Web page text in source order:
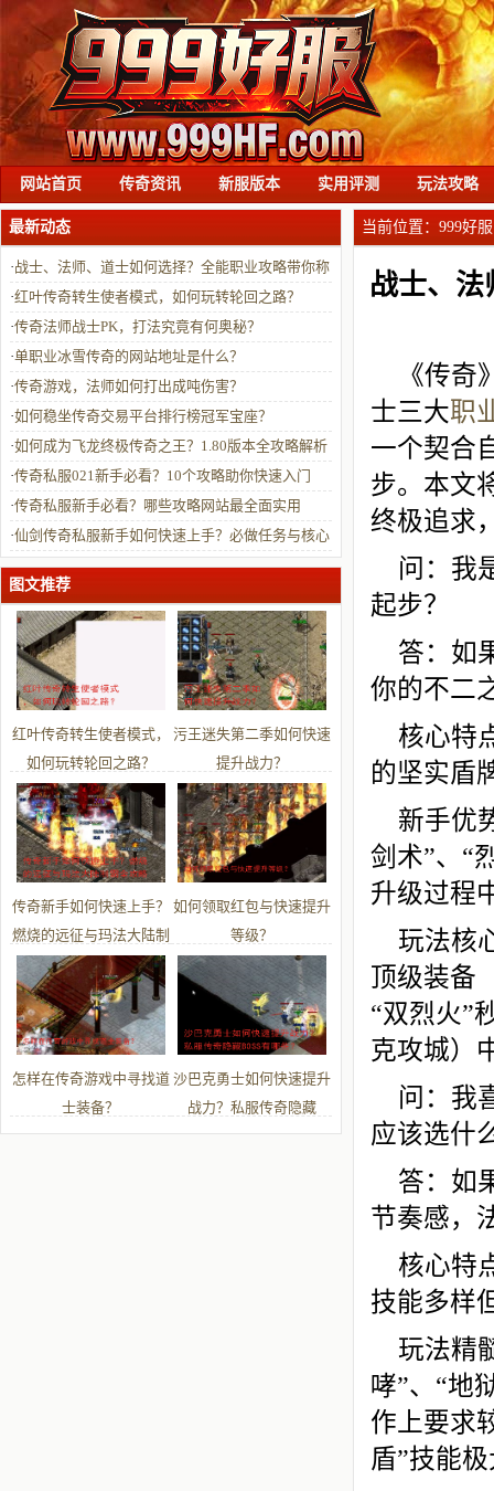
网站首页 传奇资讯 新服版本 实用评测 玩法攻略
当前位置： 999好服
战士、
《传
士三大职
一个契合
步。本文
终极追求
问：我
起步？
答：如
你的不二
核心特
的坚实盾
新手优
剑术”、“
升级过程
玩法核
顶级装备
“双烈火”
克攻城）
问：我
应该选什
答：如
节奏感，
核心特
技能多样
玩法精
哮”、“地
作上要求
盾”技能
最新动态
·战士、法师、道士如何选择？全能职业攻略带你称
霸传奇
·红叶传奇转生使者模式，如何玩转轮回之路？
·传奇法师战士PK，打法究竟有何奥秘？
·单职业冰雪传奇的网站地址是什么？
·传奇游戏，法师如何打出成吨伤害？
·如何稳坐传奇交易平台排行榜冠军宝座？
·如何成为飞龙终极传奇之王？1.80版本全攻略解析
·传奇私服021新手必看？10个攻略助你快速入门
·传奇私服新手必看？哪些攻略网站最全面实用
·仙剑传奇私服新手如何快速上手？必做任务与核心
技巧有哪些？
图文推荐
红叶传奇转生使者模式，
如何玩转轮回之路？
污王迷失第二季如何快速
提升战力？
传奇新手如何快速上手？
燃烧的远征与玛法大陆制
霸全攻略
如何领取红包与快速提升
等级？
怎样在传奇游戏中寻找道
士装备？
沙巴克勇士如何快速提升
战力？私服传奇隐藏
BOSS有哪些？